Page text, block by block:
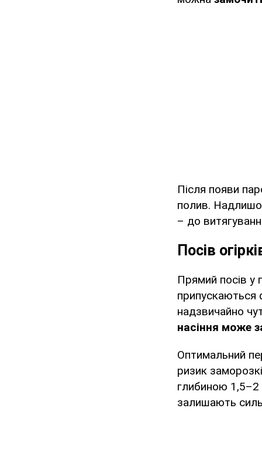
Після появи
полив.
– до
Посів
Прямий посів у
припускаються
надзвичайно
насіння може
Оптимальний
ризик
глибиною 1,5–2
залишають